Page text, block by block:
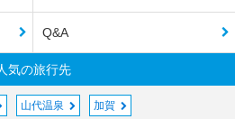
Q&A
気の旅行先
山代温泉 加賀